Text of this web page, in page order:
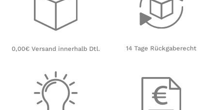
0,00€ Versand innerhalb Dtl. 14 Tage Rückgaberecht